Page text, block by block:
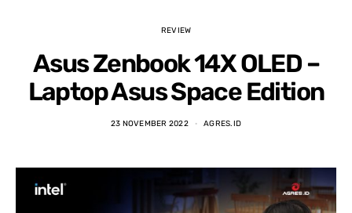
REVIEW
Asus Zenbook 14X OLED –
Laptop Asus Space Edition
23 NOVEMBER 2022 AGRES.ID